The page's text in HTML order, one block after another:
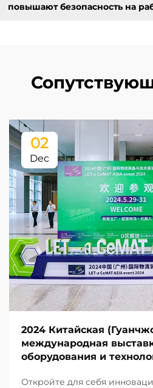
повышают безопасность на
02
Dec
2024 Китайская
международная
оборудования и
Откройте для себя